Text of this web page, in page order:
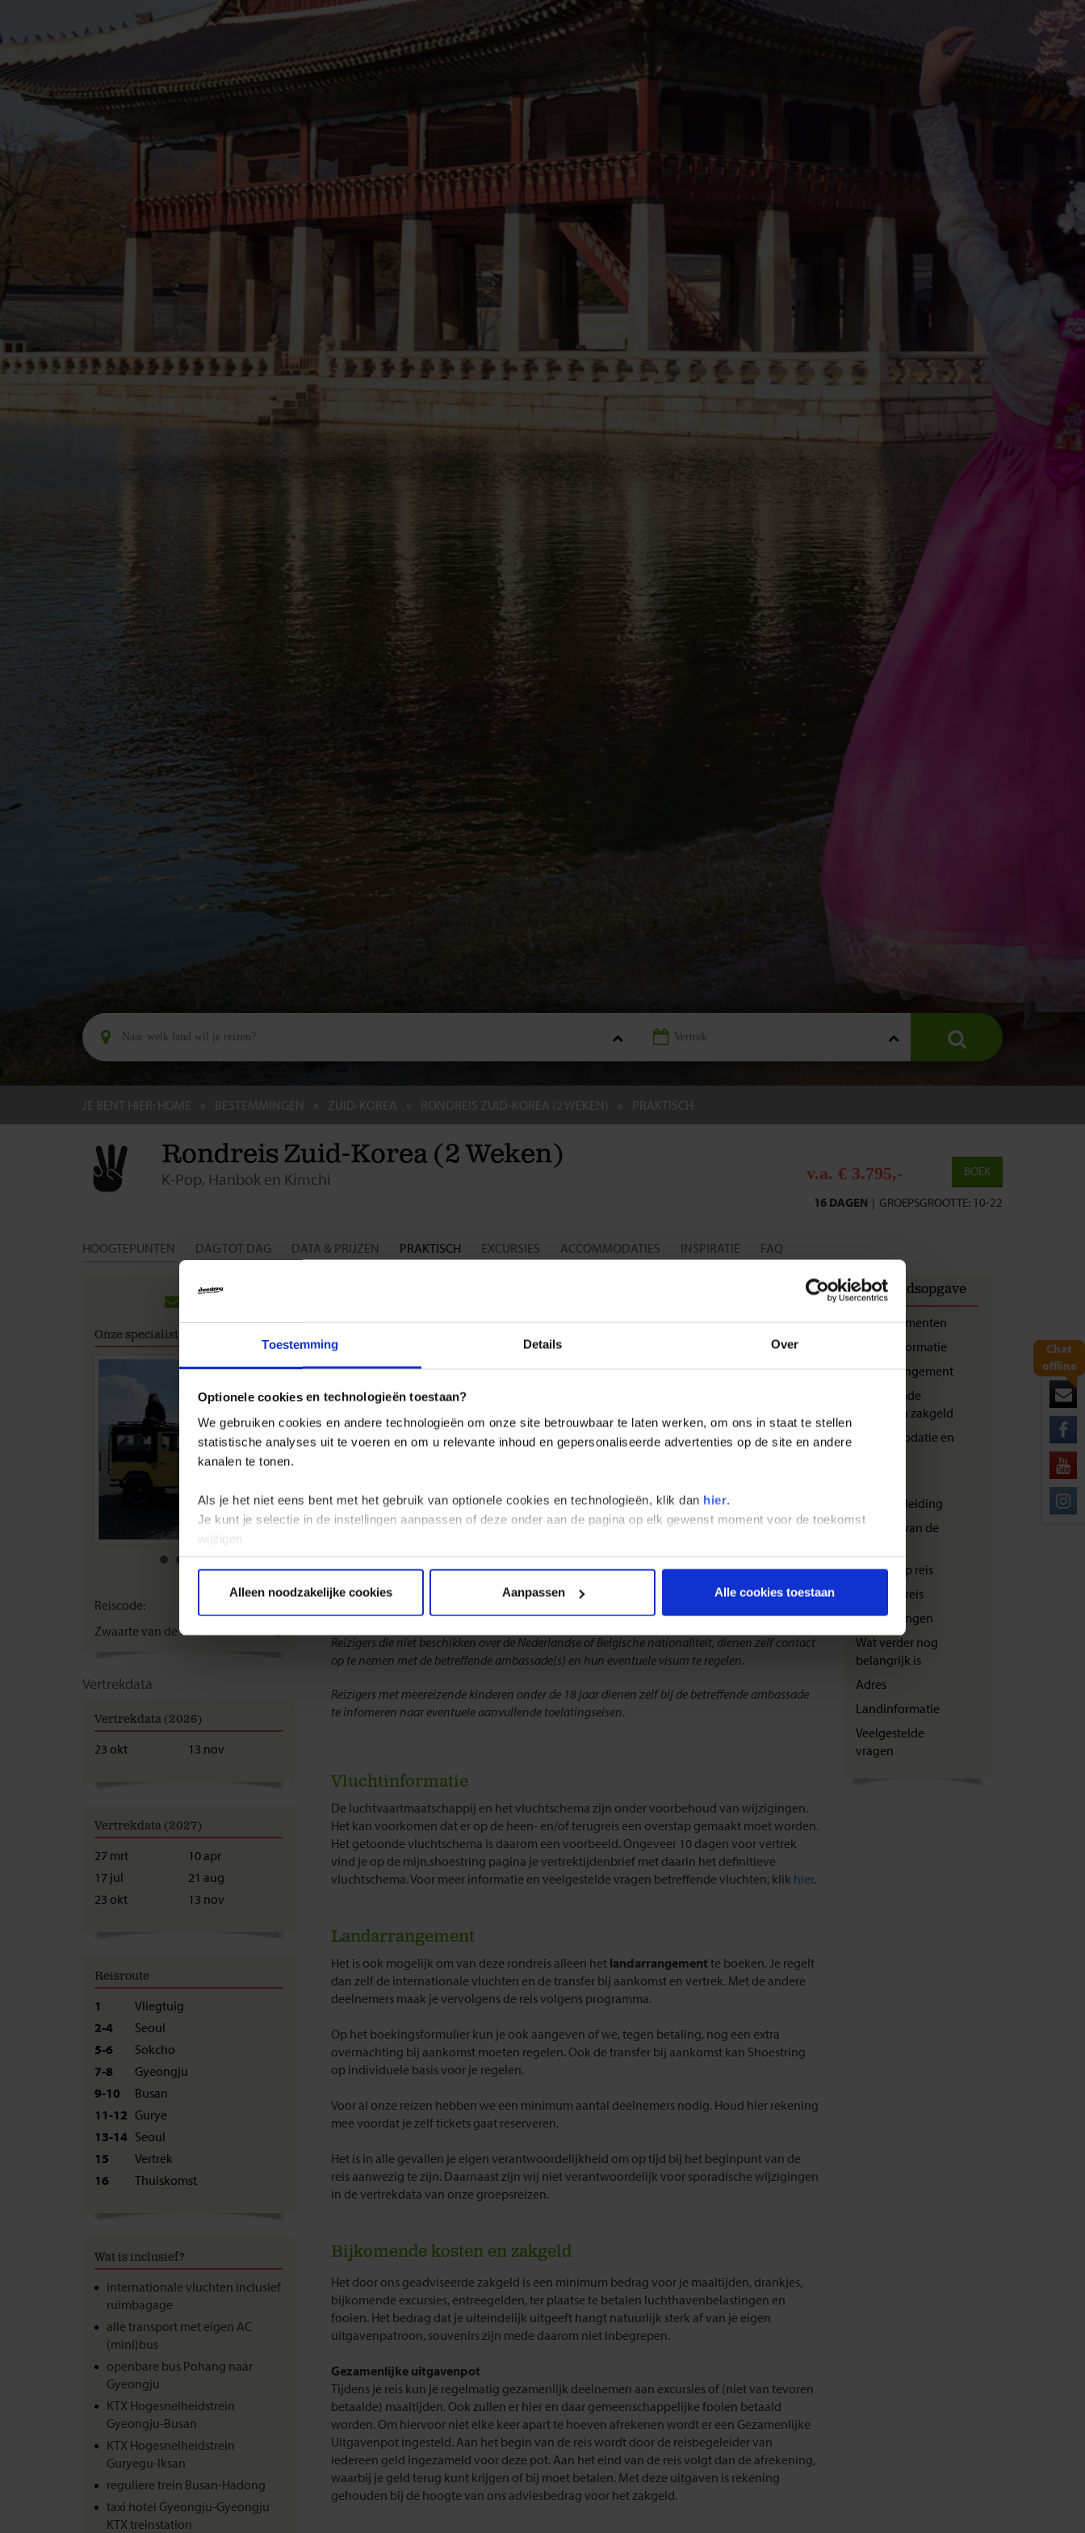
Toestemming Details Over
Optionele cookies en technologieën toestaan?
We gebruiken cookies en andere technologieën om onze site betrouwbaar te laten werken, om ons in staat te stellen
statistische analyses uit te voeren en om u relevante inhoud en gepersonaliseerde advertenties op de site en andere
kanalen te tonen.
Als je het niet eens bent met het gebruik van optionele cookies en technologieën, klik dan hier.
Je kunt je selectie in de instellingen aanpassen of deze onder aan de pagina op elk gewenst moment voor de toekomst
wijzigen.
Alleen noodzakelijke cookies
Aanpassen Alle cookies toestaan
Chat
offline
JE BENT HIER: HOME BESTEMMINGEN ZUID-KOREA RONDREIS ZUID-KOREA (2 WEKEN) PRAKTISCH
Rondreis Zuid-Korea (2 Weken)
K-Pop, Hanbok en Kimchi BOEK
v.a. € 3.795,-
GROEPSGROOTTE: 10-22
|
16 DAGEN
HOOGTEPUNTEN DAG TOT DAG DATA & PRIJZEN PRAKTISCH EXCURSIES ACCOMMODATIES INSPIRATIE FAQ
Onze specialisten
Reiscode:
Zwaarte van de reis:
Vertrekdata
Vertrekdata (2026)
23 okt 13 nov
Vertrekdata (2027)
27 mrt
10 apr
17 jul
21 aug
23 okt
13 nov
Reisroute
1
Vliegtuig
2-4
Seoul
5-6
Sokcho
7-8
Gyeongju
9-10
Busan
11-12 Gurye
13-14 Seoul
15
Vertrek
16
Thuiskomst
Wat is inclusief?
internationale vluchten inclusief
ruimbagage
alle transport met eigen AC
(mini)bus
openbare bus Pohang naar
Gyeongju
KTX Hogesnelheidstrein
Gyeongju-Busan
KTX Hogesnelheidstrein
Guryegu-Iksan
reguliere trein Busan-Hadong
taxi hotel Gyeongju-Gyeongju
KTX treinstation
reis nog minimaal zes maanden geldig is. Een noodpaspoort is niet toegestaan.
Visum:
Voor deze bestemming is voor reizigers met een Nederlandse of Belgische nationaliteit
Als je afwijkend reist van de groep raden wij je aan om je goed te laten informeren over of
je een visum nodig hebt. Onze partner Traveldocs helpt je graag verder en is telefonisch
Nederland (voor Nederlandse paspoorthouders) en België (voor Belgische
paspoorthouders).
Reizigers die niet beschikken over de Nederlandse of Belgische nationaliteit, dienen zelf contact
op te nemen met de betreffende ambassade(s) en hun eventuele visum te regelen.
Reizigers met meereizende kinderen onder de 18 jaar dienen zelf bij de betreffende ambassade
te infomeren naar eventuele aanvullende toelatingseisen.
Vluchtinformatie
De luchtvaartmaatschappij en het vluchtschema zijn onder voorbehoud van wijzigingen.
Het kan voorkomen dat er op de heen- en/of terugreis een overstap gemaakt moet worden.
Het getoonde vluchtschema is daarom een voorbeeld. Ongeveer 10 dagen voor vertrek
vind je op de mijn.shoestring pagina je vertrektijdenbrief met daarin het definitieve
vluchtschema. Voor meer informatie en veelgestelde vragen betreffende vluchten, klik hier.
Landarrangement
Het is ook mogelijk om van deze rondreis alleen het landarrangement te boeken. Je regelt
dan zelf de internationale vluchten en de transfer bij aankomst en vertrek. Met de andere
deelnemers maak je vervolgens de reis volgens programma.
Op het boekingsformulier kun je ook aangeven of we, tegen betaling, nog een extra
overnachting bij aankomst moeten regelen. Ook de transfer bij aankomst kan Shoestring
op individuele basis voor je regelen.
Voor al onze reizen hebben we een minimum aantal deelnemers nodig. Houd hier rekening
mee voordat je zelf tickets gaat reserveren.
Het is in alle gevallen je eigen verantwoordelijkheid om op tijd bij het beginpunt van de
reis aanwezig te zijn. Daarnaast zijn wij niet verantwoordelijk voor sporadische wijzigingen
in de vertrekdata van onze groepsreizen.
Bijkomende kosten en zakgeld
Het door ons geadviseerde zakgeld is een minimum bedrag voor je maaltijden, drankjes,
bijkomende excursies, entreegelden, ter plaatse te betalen luchthavenbelastingen en
fooien. Het bedrag dat je uiteindelijk uitgeeft hangt natuurlijk sterk af van je eigen
uitgavenpatroon, souvenirs zijn mede daarom niet inbegrepen.
Gezamenlijke uitgavenpot
Tijdens je reis kun je regelmatig gezamenlijk deelnemen aan excursies of (niet van tevoren
betaalde) maaltijden. Ook zullen er hier en daar gemeenschappelijke fooien betaald
worden. Om hiervoor niet elke keer apart te hoeven afrekenen wordt er een Gezamenlijke
Uitgavenpot ingesteld. Aan het begin van de reis wordt door de reisbegeleider van
iedereen geld ingezameld voor deze pot. Aan het eind van de reis volgt dan de afrekening,
waarbij je geld terug kunt krijgen of bij moet betalen. Met deze uitgaven is rekening
gehouden bij de hoogte van ons adviesbedrag voor het zakgeld.
Inhoudsopgave
Reisdocumenten
Vluchtinformatie
Landarrangement
Bijkomende
kosten en zakgeld
Accommodatie en
Reisbegeleiding
Zwaarte van de
Bewust op reis
Veilig op reis
Verzekeringen
Wat verder nog
belangrijk is
Adres
Landinformatie
Veelgestelde
vragen